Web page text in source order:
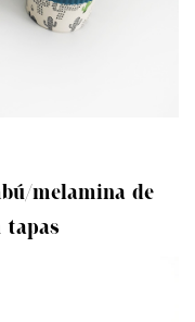
melamina de
tapas